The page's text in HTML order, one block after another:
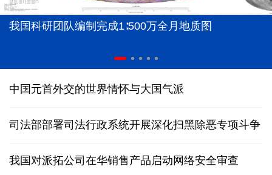
我国科研团队编制完成1∶500万全月地质图
中国元首外交的世界情怀与大国气派
司法部部署司法行政系统开展深化扫黑除恶专项斗争
我国对派拓公司在华销售产品启动网络安全审查